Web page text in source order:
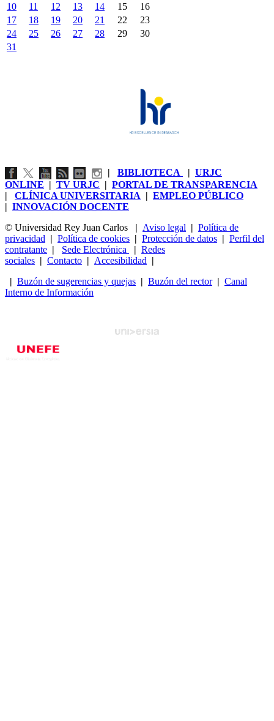
10
11 12 13 14 15
16
17
18 19 20 21 22
23
24
25 26 27 28 29
30
31
| BIBLIOTECA | URJC
ONLINE | TV URJC | PORTAL DE TRANSPARENCIA
| CLÍNICA UNIVERSITARIA | EMPLEO PÚBLICO
| INNOVACIÓN DOCENTE
© Universidad Rey Juan Carlos
| Aviso legal | Política de
privacidad | Política de cookies | Protección de datos | Perfil del
contratante | Sede Electrónica | Redes
sociales | Contacto | Accesibilidad |
| Buzón de sugerencias y quejas | Buzón del rector| Canal
Interno de Información